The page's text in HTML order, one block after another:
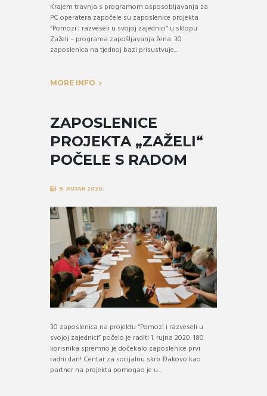
Krajem travnja s programom osposobljavanja za
PC operatera započele su zaposlenice projekta
“Pomozi i razveseli u svojoj zajednici” u sklopu
Zaželi – programa zapošljavanja žena. 30
zaposlenica na tjednoj bazi prisustvuje...
MORE INFO
ZAPOSLENICE
PROJEKTA „ZAŽELI“
POČELE S RADOM
9. RUJAN 2020.
30 zaposlenica na projektu “Pomozi i razveseli u
svojoj zajednici” počelo je raditi 1. rujna 2020. 180
korisnika spremno je dočekalo zaposlenice prvi
radni dan! Centar za socijalnu skrb Đakovo kao
partner na projektu pomogao je u...